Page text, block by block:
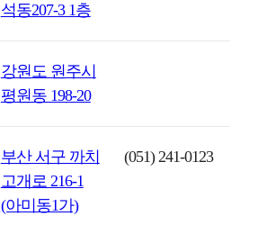
석동207-3 1층
강원도 원주시
평원동 198-20
부산 서구 까치
고개로 216-1
(아미동1가)
(051) 241-0123